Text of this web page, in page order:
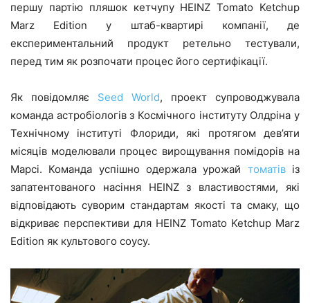
першу партію пляшок кетчупу HEINZ Tomato Ketchup
Marz Edition у штаб-квартирі компанії, де
експериментальний продукт ретельно тестували,
перед тим як розпочати процес його сертифікації.
Як повідомляє Seed World, проект супроводжувала
команда астробіологів з Космічного інституту Олдріна у
Технічному інституті Флориди, які протягом дев’яти
місяців моделювали процес вирощування помідорів на
Марсі. Команда успішно одержала урожай томатівіз
запатентованого насіння HEINZ з властивостями, які
відповідають суворим стандартам якості та смаку, що
відкриває перспективи для HEINZ Tomato Ketchup Marz
Edition як культового соусу.